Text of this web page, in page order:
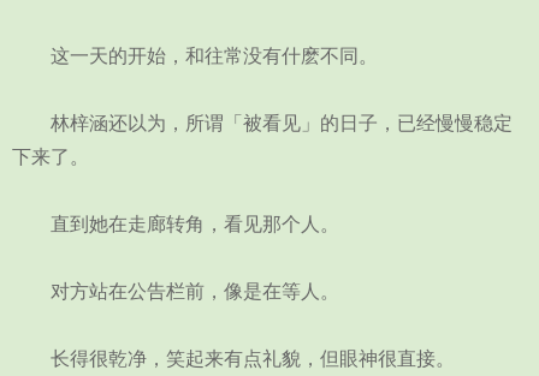
这一天的开始，和往常没有什麽不同。
林梓涵还以为，所谓「被看见」的日子，已经慢慢稳定
下来了。
直到她在走廊转角，看见那个人。
对方站在公告栏前，像是在等人。
长得很乾净，笑起来有点礼貌，但眼神很直接。